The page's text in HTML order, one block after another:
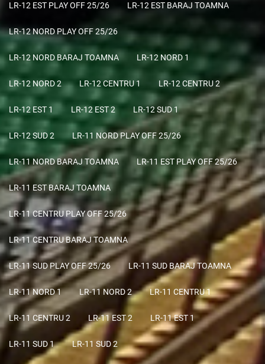
LR-12 EST PLAY OFF 25/26 LR-12 EST BARAJ TOAMNA
LR-12 NORD PLAY OFF 25/26
LR-12 NORD BARAJ TOAMNA LR-12 NORD 1
LR-12 NORD 2 LR-12 CENTRU 1 LR-12 CENTRU 2
LR-12 EST 1 LR-12 EST 2 LR-12 SUD 1
LR-12 SUD 2 LR-11 NORD PLAY OFF 25/26
LR-11 NORD BARAJ TOAMNA LR-11 EST PLAY OFF 25/26
LR-11 EST BARAJ TOAMNA
LR-11 CENTRU PLAY OFF 25/26
LR-11 CENTRU BARAJ TOAMNA
LR-11 SUD PLAY OFF 25/26 LR-11 SUD BARAJ TOAMNA
LR-11 NORD 1 LR-11 NORD 2 LR-11 CENTRU 1
LR-11 CENTRU 2 LR-11 EST 2 LR-11 EST 1
LR-11 SUD 1 LR-11 SUD 2